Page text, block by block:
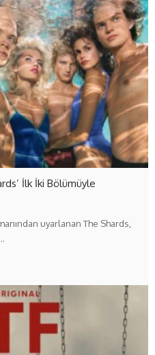
İlk İki Bölümüyle
uyarlanan The Shards,